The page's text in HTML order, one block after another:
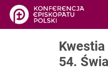
54.